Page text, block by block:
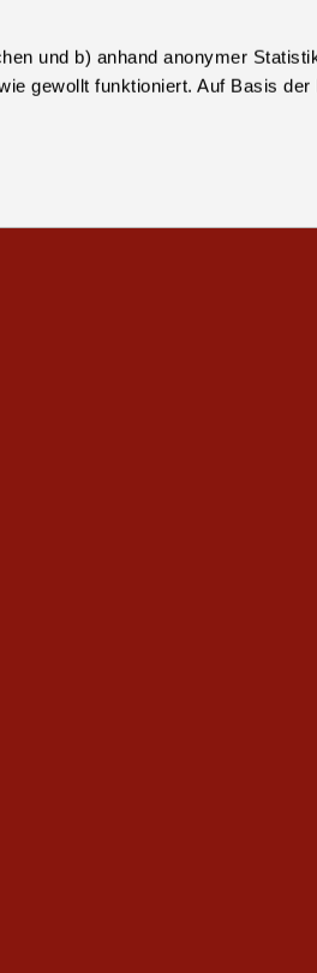
und b) anhand anonymer
gewollt funktioniert. Auf Basis